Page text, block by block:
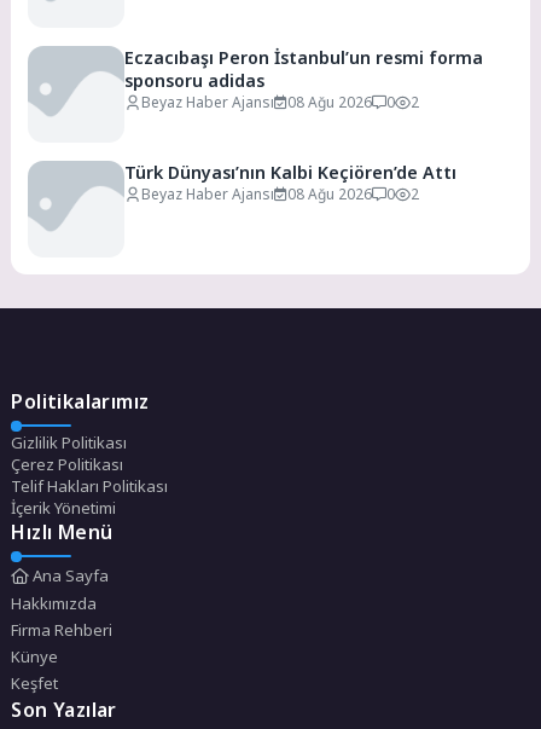
Eczacıbaşı Peron İstanbul’un resmi forma
sponsoru adidas
Beyaz Haber Ajansı 08 Ağu 2026 0 2
Türk Dünyası’nın Kalbi Keçiören’de Attı
Beyaz Haber Ajansı 08 Ağu 2026 0 2
Politikalarımız
Gizlilik Politikası
Çerez Politikası
Telif Hakları Politikası
İçerik Yönetimi
Hızlı Menü
Ana Sayfa
Hakkımızda
Firma Rehberi
Künye
Keşfet
Son Yazılar